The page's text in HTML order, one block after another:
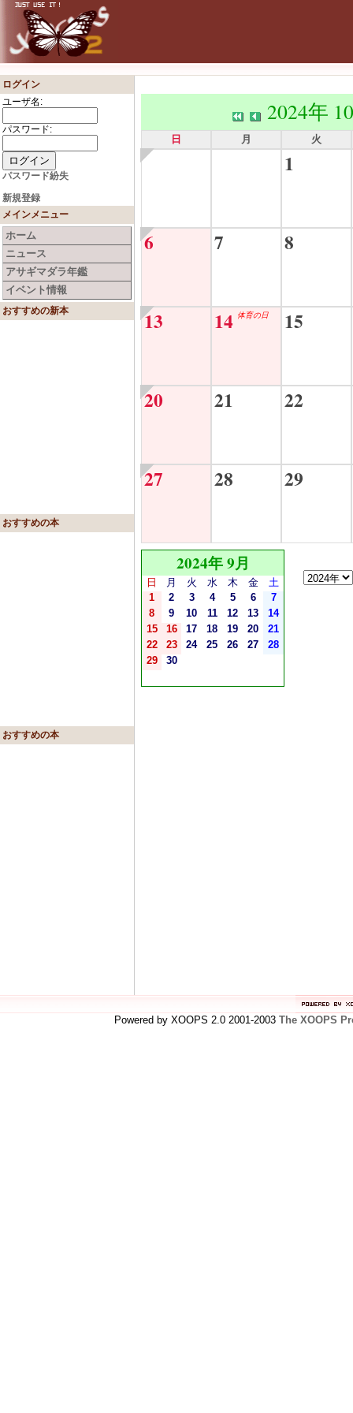
ログイン
ユーザ名:
パスワード:
パスワード紛失
新規登録
メインメニュー
ホーム
ニュース
アサギマダラ年鑑
イベント情報
おすすめの新本
おすすめの本
おすすめの本
2024年
日 月 火
1
6 7 8
13 14 体育の日 15
20 21 22
27 28 29
2024年 9月
日 月 火 水 木 金
土
1
2 3 4 5 6
7
8
9 10 11 12 13
14
15
16 17 18 19 20
21
22
23 24 25 26 27
28
29
30
Powered by XOOPS 2.0 2001-2003 The XOOPS